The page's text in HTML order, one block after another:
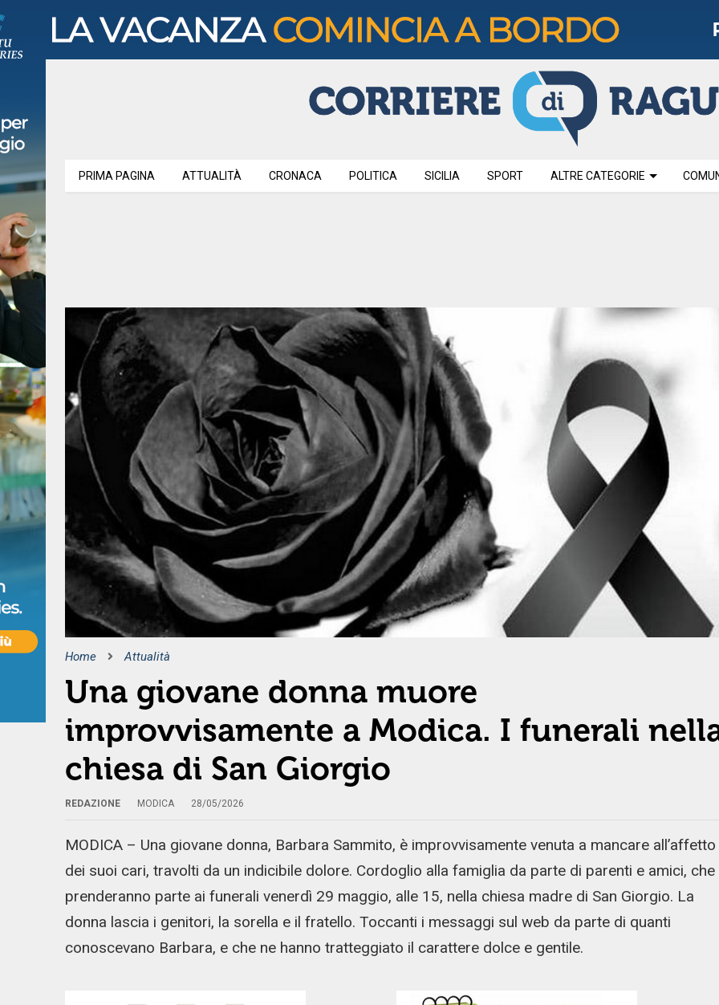
PRIMA PAGINA ATTUALITÀ CRONACA POLITICA SICILIA SPORT ALTRE CATEGORIE
Home Attualità
Una giovane donna muore
improvvisamente a Modica. I funerali
chiesa di San Giorgio
REDAZIONE MODICA 28/05/2026
MODICA – Una giovane donna, Barbara Sammito, è improvvisamente venuta a mancare all’affetto
dei suoi cari, travolti da un indicibile dolore. Cordoglio alla famiglia da parte di parenti e amici, che
prenderanno parte ai funerali venerdì 29 maggio, alle 15, nella chiesa madre di San Giorgio. La
donna lascia i genitori, la sorella e il fratello. Toccanti i messaggi sul web da parte di quanti
conoscevano Barbara, e che ne hanno tratteggiato il carattere dolce e gentile.